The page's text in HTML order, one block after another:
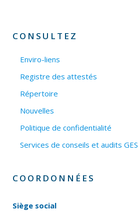
CONSULTEZ
Enviro-liens
Registre des attestés
Répertoire
Nouvelles
Politique de confidentialité
Services de conseils et audits GES
COORDONNÉES
Siège social